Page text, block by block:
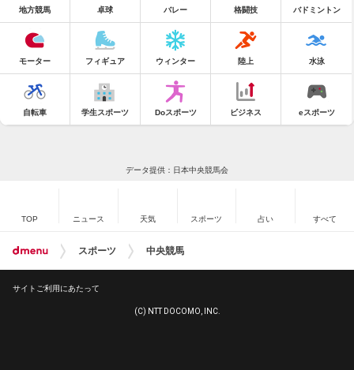
地方競馬 卓球 バレー 格闘技 バドミントン
モーター フィギュア ウィンター 陸上 水泳
自転車 学生スポーツ Doスポーツ ビジネス eスポーツ
データ提供：日本中央競馬会
TOP ニュース 天気 スポーツ 占い すべて
スポーツ 中央競馬
サイトご利用にあたって
(C) NTT DOCOMO, INC.